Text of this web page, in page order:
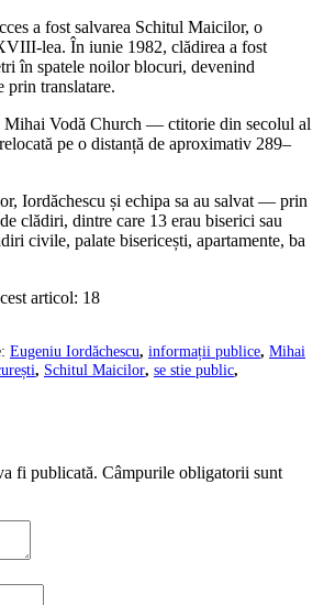
a fost salvarea Schitul Maicilor, o
lea. În iunie 1982, clădirea a fost
în spatele noilor blocuri, devenind
prin translatare.
Mihai Vodă Church — ctitorie din secolul al
pe o distanță de aproximativ 289–
Iordăchescu și echipa sa au salvat — prin
clădiri, dintre care 13 erau biserici sau
civile, palate bisericești, apartamente, ba
articol: 18
Eugeniu Iordăchescu, informații publice, Mihai
, Schitul Maicilor, se stie public,
fi publicată. Câmpurile obligatorii sunt